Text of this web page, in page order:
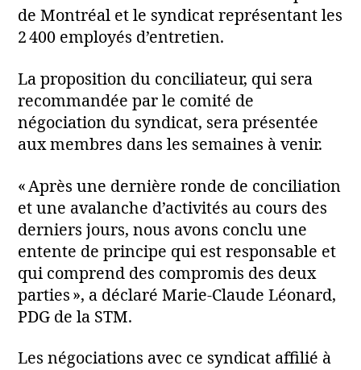
de Montréal et le syndicat représentant les
2 400 employés d’entretien.
La proposition du conciliateur, qui sera
recommandée par le comité de
négociation du syndicat, sera présentée
aux membres dans les semaines à venir.
« Après une dernière ronde de conciliation
et une avalanche d’activités au cours des
derniers jours, nous avons conclu une
entente de principe qui est responsable et
qui comprend des compromis des deux
parties », a déclaré Marie‑Claude Léonard,
PDG de la STM.
Les négociations avec ce syndicat affilié à